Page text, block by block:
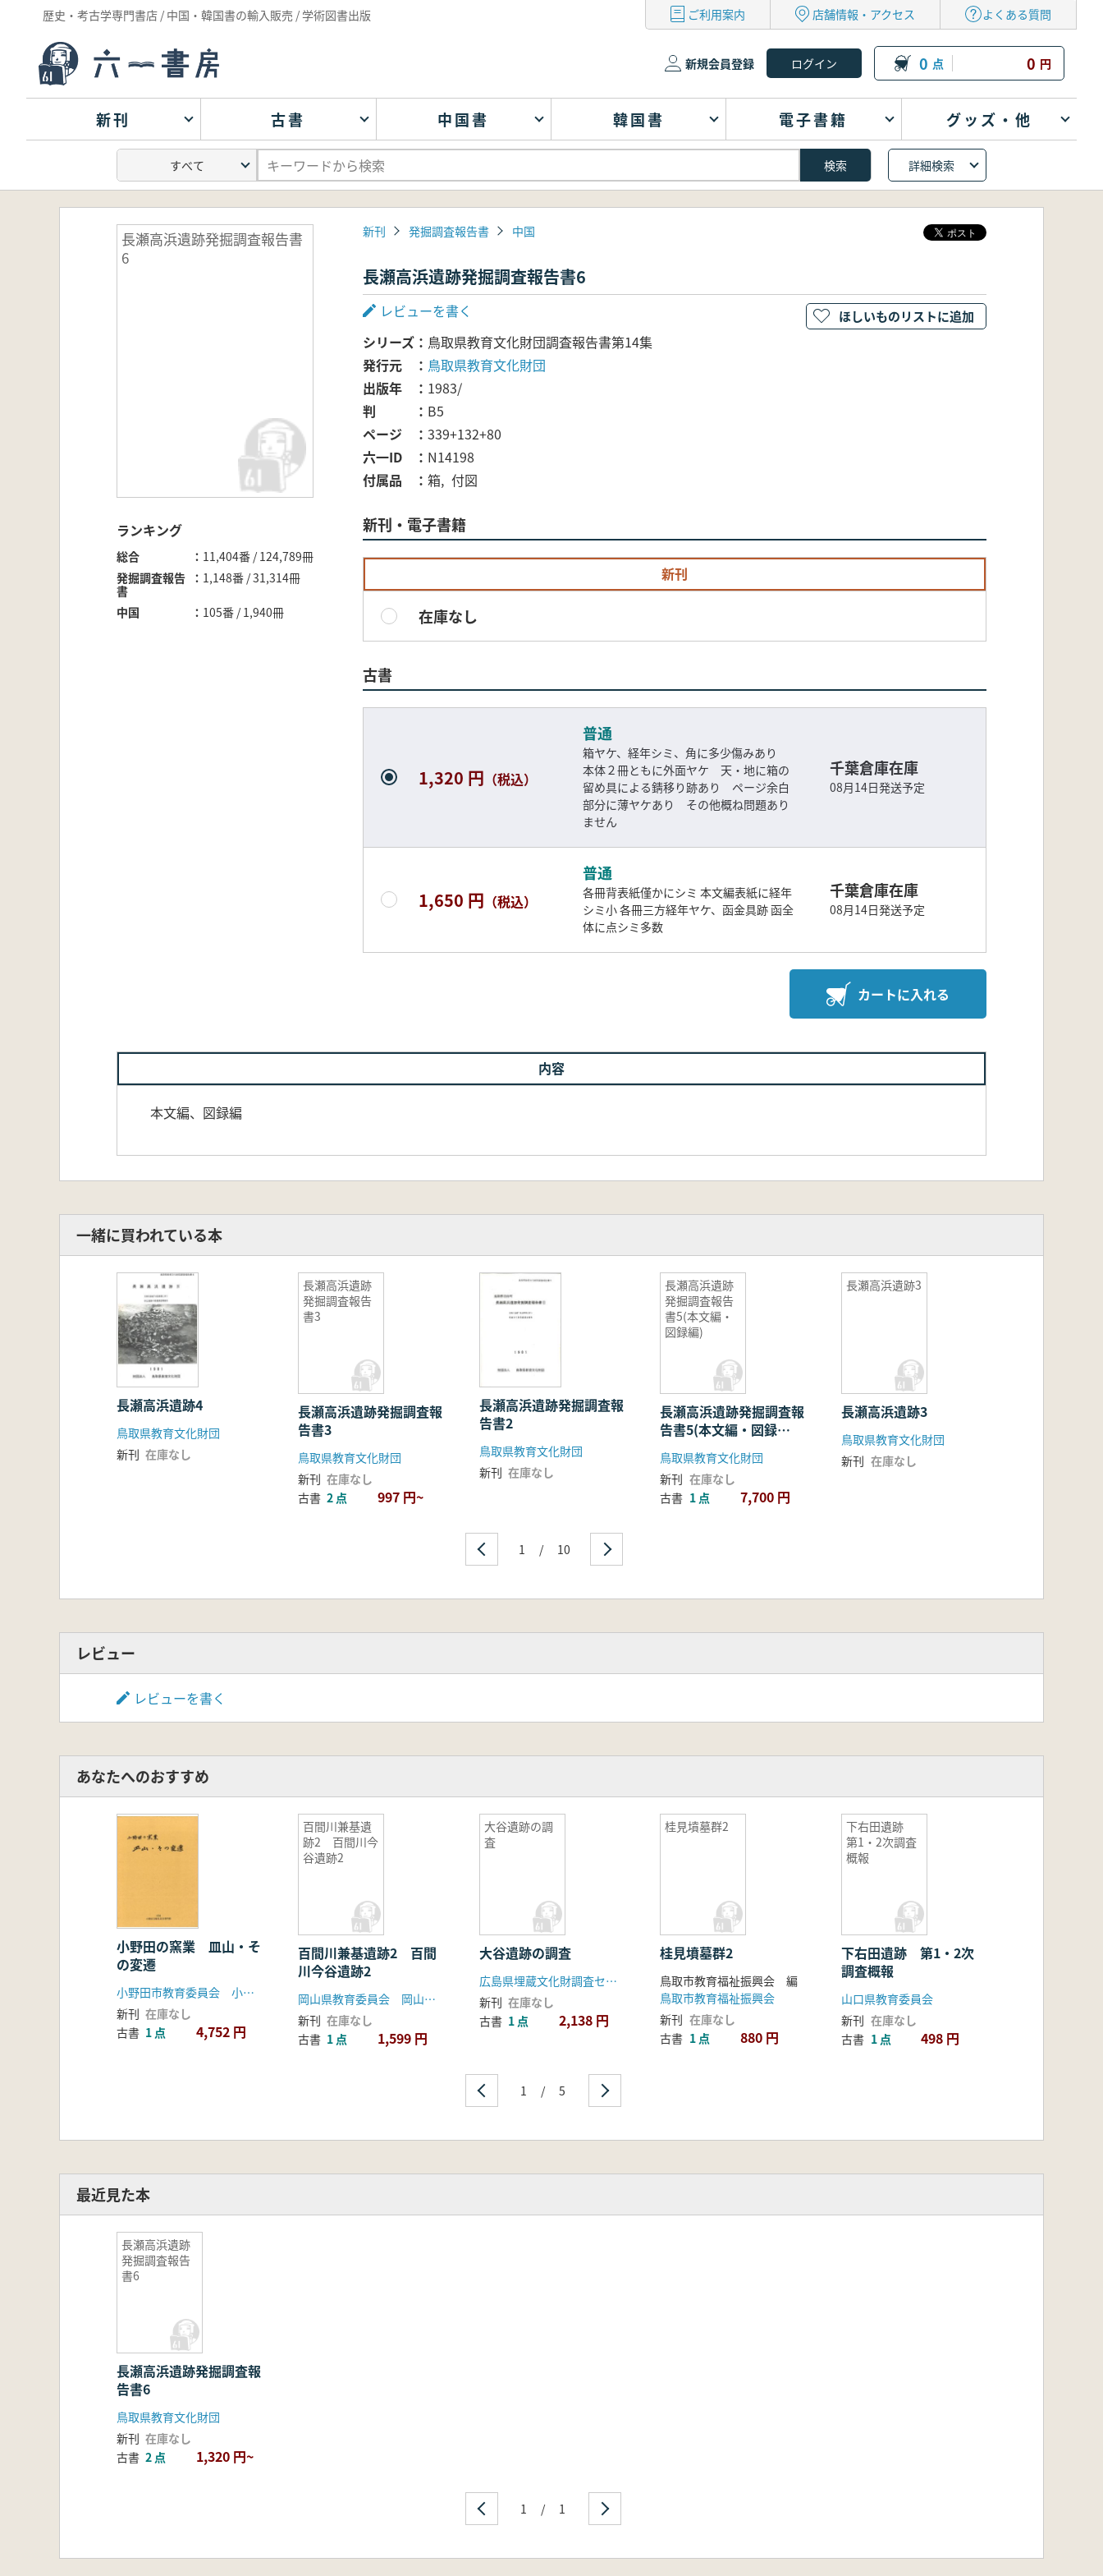
歴史・考古学専門書店 / 中国・韓国書の輸入販売 / 学術図書出版 ご利用案内 店舗情報・アクセス よくある質問
新規会員登録 0 点 0 円
新刊 古書 中国書 韓国書 電子書籍 グッズ・他
詳細検索
長瀬高浜遺跡発掘調査報告書
6
ランキング
総合
11,404番 / 124,789冊
発掘調査報告
書
1,148番 / 31,314冊
中国 105番 / 1,940冊
新刊 発掘調査報告書 中国
長瀬高浜遺跡発掘調査報告書6
レビューを書く
シリーズ
鳥取県教育文化財団調査報告書第14集
発行元
鳥取県教育文化財団
出版年
1983/
判
B5
ページ
339+132+80
六一ID
N14198
付属品
箱 付図
新刊・電子書籍
新刊
在庫なし
古書
1,320 円 （税込）
普通
箱ヤケ、経年シミ、角に多少傷みあり
本体２冊ともに外面ヤケ 天・地に箱の
留め具による錆移り跡あり ページ余白
部分に薄ヤケあり その他概ね問題あり
ません
千葉倉庫在庫
08月14日発送予定
1,650 円 （税込）
普通
各冊背表紙僅かにシミ 本文編表紙に経年
シミ小 各冊三方経年ヤケ、函金具跡 函全
体に点シミ多数
千葉倉庫在庫
08月14日発送予定
カートに入れる
ほしいものリストに追加
内容
本文編、図録編
一緒に買われている本
長瀬高浜遺跡4
鳥取県教育文化財団
新刊 在庫なし
長瀬高浜遺跡
発掘調査報告
書3
長瀬高浜遺跡発掘調査報
告書3
鳥取県教育文化財団
新刊 在庫なし
古書 2 点 997 円~
長瀬高浜遺跡発掘調査報
告書2
鳥取県教育文化財団
新刊 在庫なし
長瀬高浜遺跡
発掘調査報告
書5(本文編・
図録編)
長瀬高浜遺跡発掘調査報
告書5(本文編・図録
編)
鳥取県教育文化財団
新刊 在庫なし
古書 1 点 7,700 円
長瀬高浜遺跡3
長瀬高浜遺跡3
鳥取県教育文化財団
新刊 在庫なし
1 / 10
レビュー
レビューを書く
あなたへのおすすめ
小野田の窯業 皿山・そ
の変遷
小野田市教育委員会 小野田市歴史民俗資料館
新刊 在庫なし
古書 1 点 4,752 円
百間川兼基遺
跡2 百間川今
谷遺跡2
百間川兼基遺跡2 百間
川今谷遺跡2
岡山県教育委員会 岡山県文化財保護協会
新刊 在庫なし
古書 1 点 1,599 円
大谷遺跡の調
査
大谷遺跡の調査
広島県埋蔵文化財調査センター
新刊 在庫なし
古書 1 点 2,138 円
桂見墳墓群2
桂見墳墓群2
鳥取市教育福祉振興会 編
鳥取市教育福祉振興会
新刊 在庫なし
古書 1 点 880 円
下右田遺跡
第1・2次調査
概報
下右田遺跡 第1・2次
調査概報
山口県教育委員会
新刊 在庫なし
古書 1 点 498 円
1 / 5
最近見た本
長瀬高浜遺跡
発掘調査報告
書6
長瀬高浜遺跡発掘調査報
告書6
鳥取県教育文化財団
新刊 在庫なし
古書 2 点 1,320 円~
1 / 1